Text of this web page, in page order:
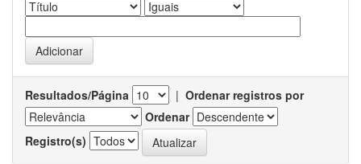
Resultados/Página | Ordenar registros por
Ordenar
Registro(s)